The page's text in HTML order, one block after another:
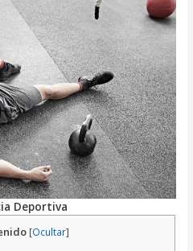
Deportiva
[Ocultar]